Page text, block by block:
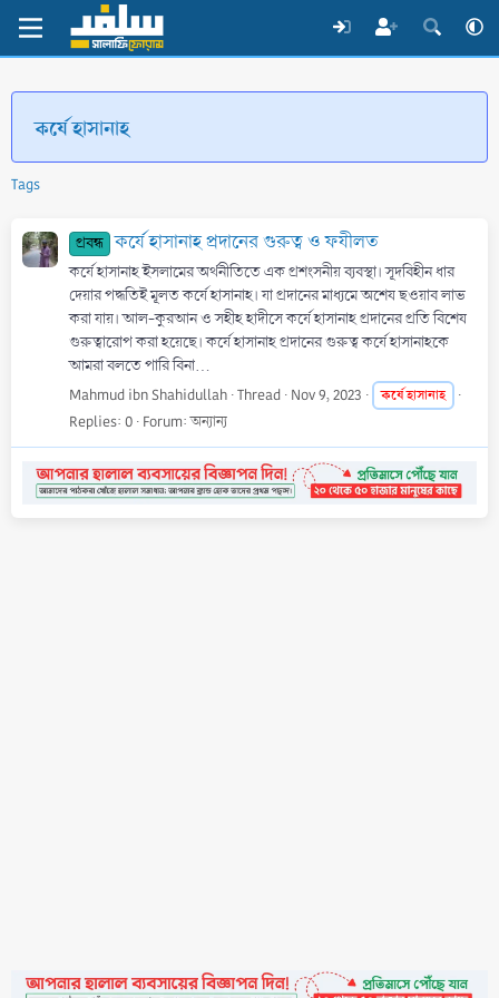
কর্যে হাসানাহ
Tags
প্রবন্ধ কর্যে হাসানাহ প্রদানের গুরুত্ব ও ফযীলত
কর্যে হাসানাহ ইসলামের অর্থনীতিতে এক প্রশংসনীয় ব্যবস্থা। সূদবিহীন ধার
দেয়ার পদ্ধতিই মূলত কর্যে হাসানাহ। যা প্রদানের মাধ্যমে অশেষ ছওয়াব লাভ
করা যায়। আল-কুরআন ও সহীহ হাদীসে কর্যে হাসানাহ প্রদানের প্রতি বিশেষ
গুরুত্বারোপ করা হয়েছে। কর্যে হাসানাহ প্রদানের গুরুত্ব কর্যে হাসানাহকে
আমরা বলতে পারি বিনা...
Mahmud ibn Shahidullah Thread Nov 9, 2023 কর্যেহাসানাহ
Replies: 0 Forum:অন্যান্য